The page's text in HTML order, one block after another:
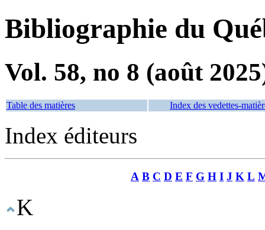
Bibliographie du
Vol. 58, no 8 (août
Table des matières Index des vedettes-
Index éditeurs
A B C D E F G H I J K L
K